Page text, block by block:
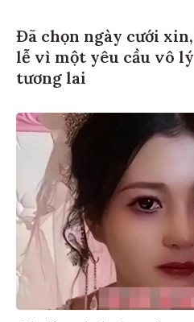
Đã chọn ngày cưới
lễ vì một yêu cầu vô
tương lai